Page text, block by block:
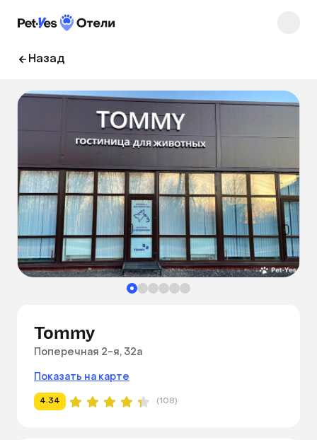
Назад
Tommy
Поперечная 2-я, 32а
Показать на карте
4.34 (108)